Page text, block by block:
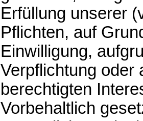
Erfüllung unserer
Pflichten, auf
Einwilligung,
Verpflichtung oder
berechtigten
Vorbehaltlich